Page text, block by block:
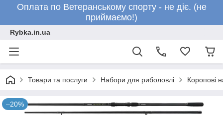
Оплата по Ветеранському спорту - не діє. (не
приймаємо!)
Rybka.in.ua
Товари та послуги Набори для риболовлі Коропові
–20%